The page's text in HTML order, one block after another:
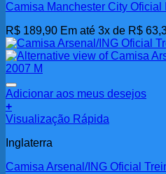
Camisa Manchester City Oficial
R$ 189,90 Em até 3x de R$
Adicionar aos meus desejos
+
Visualização Rápida
Inglaterra
Camisa Arsenal/ING Oficial